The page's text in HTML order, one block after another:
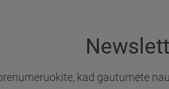
kad gautumėte